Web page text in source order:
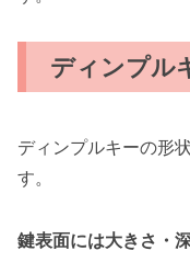
ディンプル
ディンプルキーの形状
す。
鍵表面には大きさ・